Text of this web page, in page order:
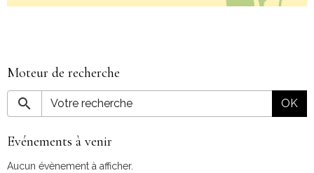
Moteur de recherche
OK
Evénements à venir
Aucun évènement à afficher.